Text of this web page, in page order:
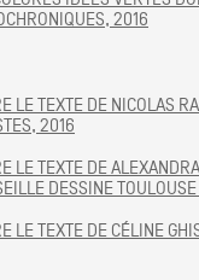
2016
LE TEXTE DE NICOLAS
2016
LE TEXTE DE
DESSINE
LE TEXTE DE CÉLINE